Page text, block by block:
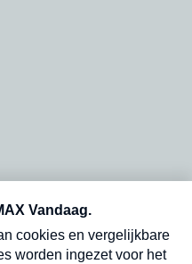
dinsdagochtend in